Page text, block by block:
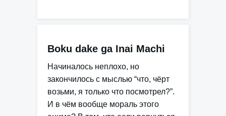
Boku dake ga Inai Machi
Начиналось неплохо, но
закончилось с мыслью “что, чёрт
возьми, я только что посмотрел?”.
И в чём вообще мораль этого